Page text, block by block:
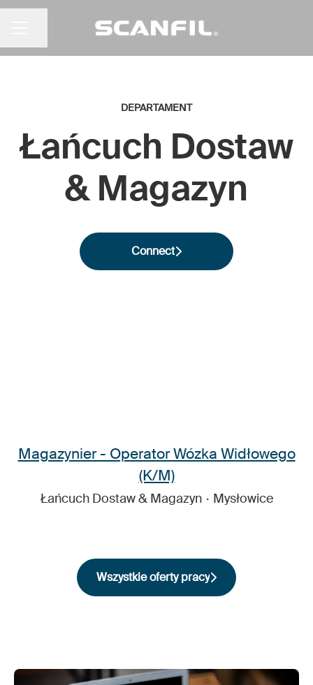
Udostępnij stronę
DEPARTAMENT
Łańcuch Dostaw
& Magazyn
Connect
Magazynier - Operator Wózka Widłowego
(K/M)
Łańcuch Dostaw & Magazyn · Mysłowice
Wszystkie oferty pracy